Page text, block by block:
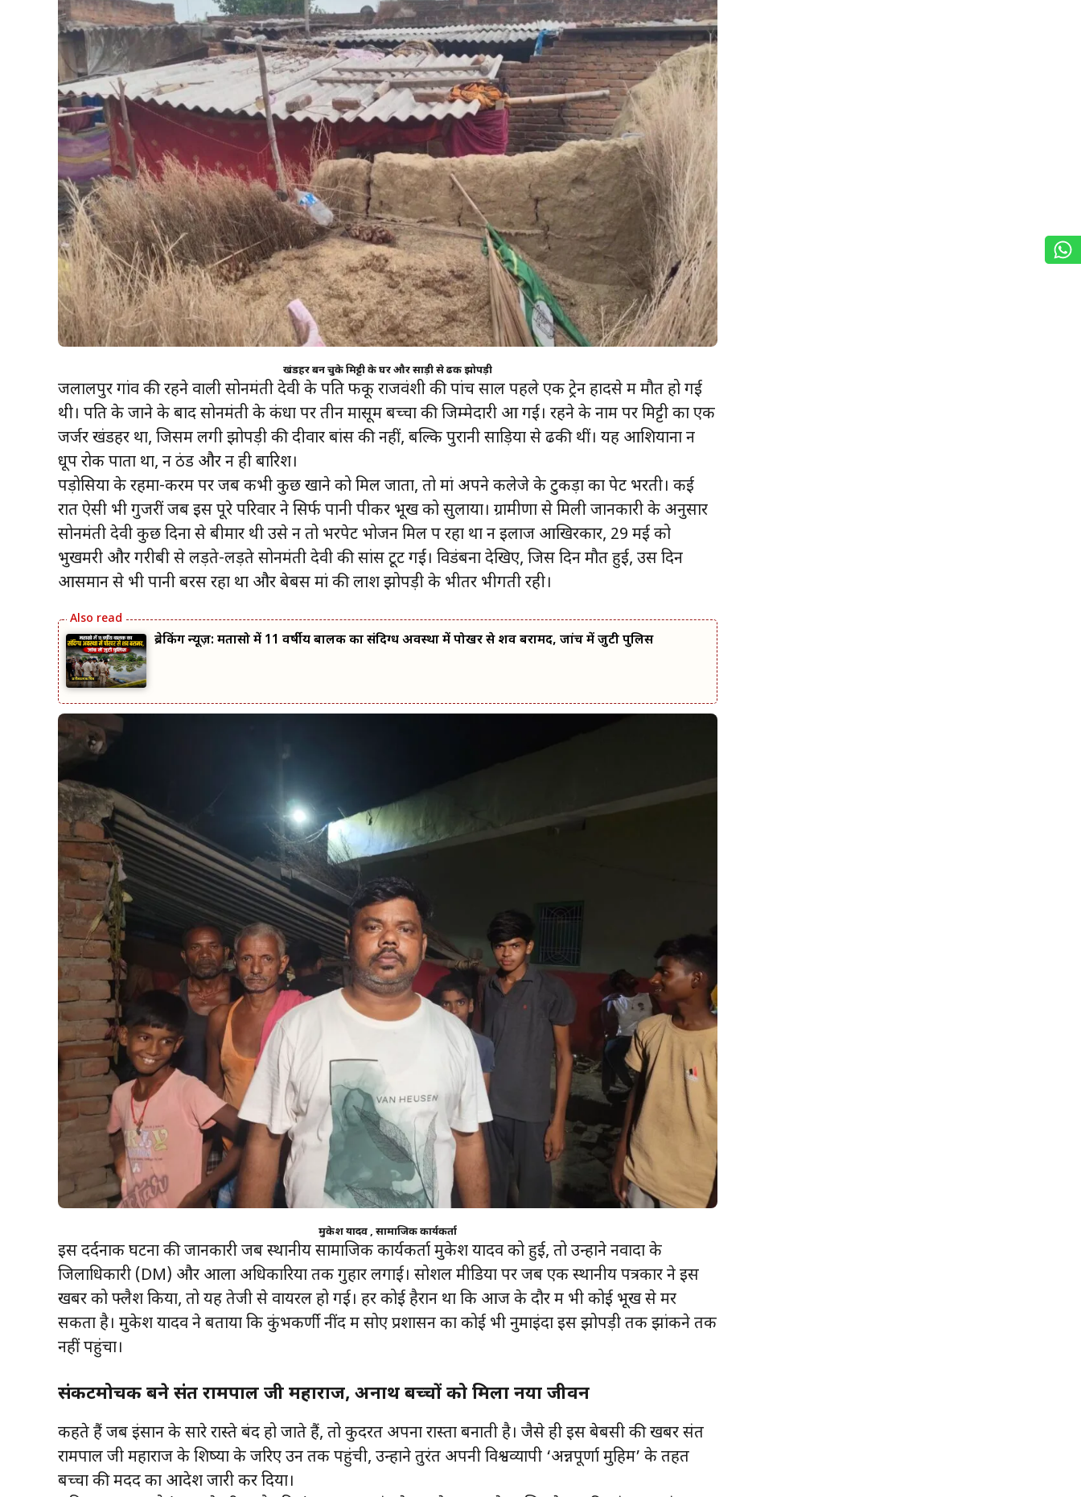
खंडहर बन चुके मिट्टी के घर और साड़ी से ढकी झोपड़ी
जलालपुर गांव की रहने वाली सोनमंती देवी के पति फेंकू राजवंशी की पांच साल पहले एक ट्रेन हादसे में मौत हो गई
थी। पति के जाने के बाद सोनमंती के कंधों पर तीन मासूम बच्चों की जिम्मेदारी आ गई। रहने के नाम पर मिट्टी का एक
जर्जर खंडहर था, जिसमें लगी झोपड़ी की दीवारें बांस की नहीं, बल्कि पुरानी साड़ियों से ढकी थीं। यह आशियाना न
धूप रोक पाता था, न ठंड और न ही बारिश।
पड़ोसियों के रहमों-करम पर जब कभी कुछ खाने को मिल जाता, तो मां अपने कलेजे के टुकड़ों का पेट भरती। कई
रातें ऐसी भी गुजरीं जब इस पूरे परिवार ने सिर्फ पानी पीकर भूख को सुलाया। ग्रामीणों से मिली जानकारी के अनुसार
सोनमंती देवी कुछ दिनों से बीमार थी उसे न तो भरपेट भोजन मिल प रहा था न इलाज आखिरकार, 29 मई को
भुखमरी और गरीबी से लड़ते-लड़ते सोनमंती देवी की सांसें टूट गईं। विडंबना देखिए, जिस दिन मौत हुई, उस दिन
आसमान से भी पानी बरस रहा था और बेबस मां की लाश झोपड़ी के भीतर भीगती रही।
ब्रेकिंग न्यूज़: मतासो में 11 वर्षीय बालक का संदिग्ध अवस्था में पोखर से शव बरामद, जांच में जुटी पुलिस
मुकेश यादव , सामाजिक कार्यकर्ता
इस दर्दनाक घटना की जानकारी जब स्थानीय सामाजिक कार्यकर्ता मुकेश यादव को हुई, तो उन्होंने नवादा के
जिलाधिकारी (DM) और आला अधिकारियों तक गुहार लगाई। सोशल मीडिया पर जब एक स्थानीय पत्रकार ने इस
खबर को फ्लैश किया, तो यह तेजी से वायरल हो गई। हर कोई हैरान था कि आज के दौर में भी कोई भूख से मर
सकता है। मुकेश यादव ने बताया कि कुंभकर्णी नींद में सोए प्रशासन का कोई भी नुमाइंदा इस झोपड़ी तक झांकने तक
नहीं पहुंचा।
संकटमोचक बने संत रामपाल जी महाराज, अनाथ बच्चों को मिला नया जीवन
कहते हैं जब इंसान के सारे रास्ते बंद हो जाते हैं, तो कुदरत अपना रास्ता बनाती है। जैसे ही इस बेबसी की खबर संत
रामपाल जी महाराज के शिष्यों के जरिए उन तक पहुंची, उन्होंने तुरंत अपनी विश्वव्यापी ‘अन्नपूर्णा मुहिम’ के तहत
बच्चों की मदद का आदेश जारी कर दिया।